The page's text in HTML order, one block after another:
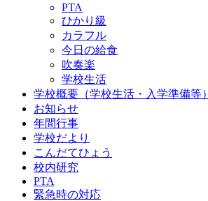
PTA
ひかり級
カラフル
今日の給食
吹奏楽
学校生活
学校概要（学校生活・入学準備等）
お知らせ
年間行事
学校だより
こんだてひょう
校内研究
PTA
緊急時の対応